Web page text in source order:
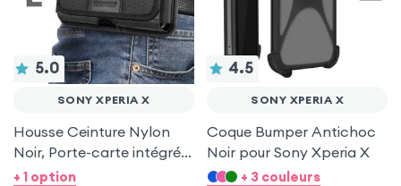
5.0
SONY XPERIA X
Housse Ceinture Nylon
Noir, Porte-carte intégré,
Taille L pour Sony Xperia
+ 1 option
4.5
SONY XPERIA X
Coque Bumper Antichoc
Noir pour Sony Xperia X
+ 3 couleurs